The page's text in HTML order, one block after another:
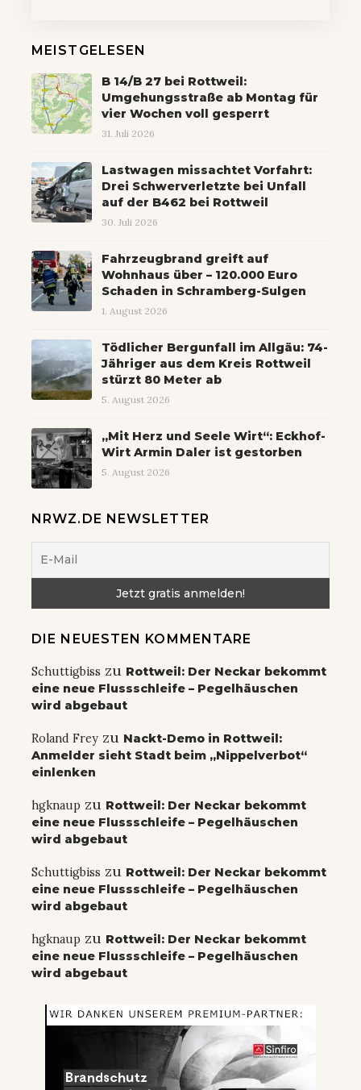
MEISTGELESEN
B 14/B 27 bei Rottweil:
Umgehungsstraße ab Montag für
vier Wochen voll gesperrt
31. Juli 2026
Lastwagen missachtet Vorfahrt:
Drei Schwerverletzte bei Unfall
auf der B462 bei Rottweil
30. Juli 2026
Fahrzeugbrand greift auf
Wohnhaus über – 120.000 Euro
Schaden in Schramberg-Sulgen
1. August 2026
Tödlicher Bergunfall im Allgäu: 74-
Jähriger aus dem Kreis Rottweil
stürzt 80 Meter ab
5. August 2026
„Mit Herz und Seele Wirt“: Eckhof-
Wirt Armin Daler ist gestorben
5. August 2026
NRWZ.DE NEWSLETTER
DIE NEUESTEN KOMMENTARE
Schuttigbiss zu Rottweil: Der Neckar bekommt
eine neue Flussschleife – Pegelhäuschen
wird abgebaut
Roland Frey zu Nackt-Demo in Rottweil:
Anmelder sieht Stadt beim „Nippelverbot“
einlenken
hgknaup zu Rottweil: Der Neckar bekommt
eine neue Flussschleife – Pegelhäuschen
wird abgebaut
Schuttigbiss zu Rottweil: Der Neckar bekommt
eine neue Flussschleife – Pegelhäuschen
wird abgebaut
hgknaup zu Rottweil: Der Neckar bekommt
eine neue Flussschleife – Pegelhäuschen
wird abgebaut